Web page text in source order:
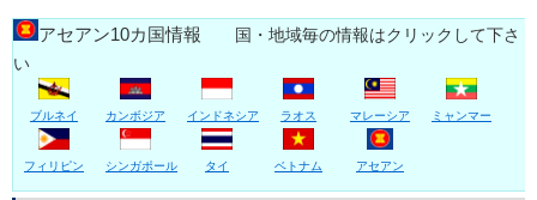
ン
ツ
へ
ス
アセアン10カ国情報 国・地域毎の情報はクリックして下さ
い
ブルネイ カンボジア インドネシア ラオス マレーシア ミャンマー
フィリピン シンガポール タイ ベトナム アセアン